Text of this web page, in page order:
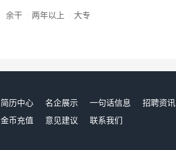
余干 两年以上 大专
简历中心 名企展示 一句话信息 招聘资讯
金币充值 意见建议 联系我们